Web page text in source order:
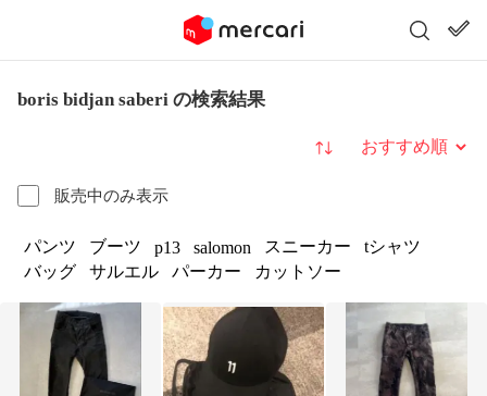
boris bidjan saberi の検索結果
販売中のみ表示
並び替え
パンツ ブーツ p13 salomon スニーカー
tシャツ
バッグ
サルエル パーカー カットソー